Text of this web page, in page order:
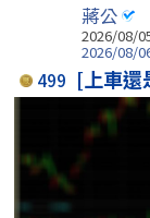
蔣公
2026/08/
2026/08/
499 [上車還